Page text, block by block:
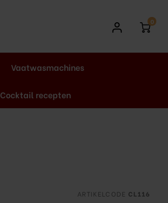
0
Vaatwasmachines
Cocktail recepten
ARTIKELCODE CL116